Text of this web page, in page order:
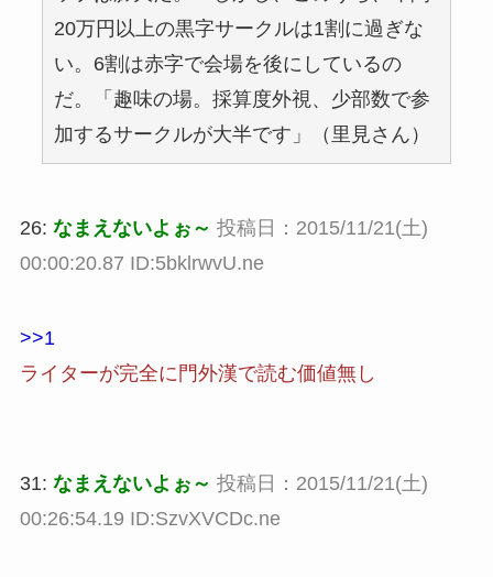
20万円以上の黒字サークルは1割に過ぎな
い。6割は赤字で会場を後にしているの
だ。「趣味の場。採算度外視、少部数で参
加するサークルが大半です」（里見さん）
26: なまえないよぉ～ 投稿日：2015/11/21(土)
00:00:20.87 ID:5bklrwvU.ne
>>1
ライターが完全に門外漢で読む価値無し
31: なまえないよぉ～ 投稿日：2015/11/21(土)
00:26:54.19 ID:SzvXVCDc.ne